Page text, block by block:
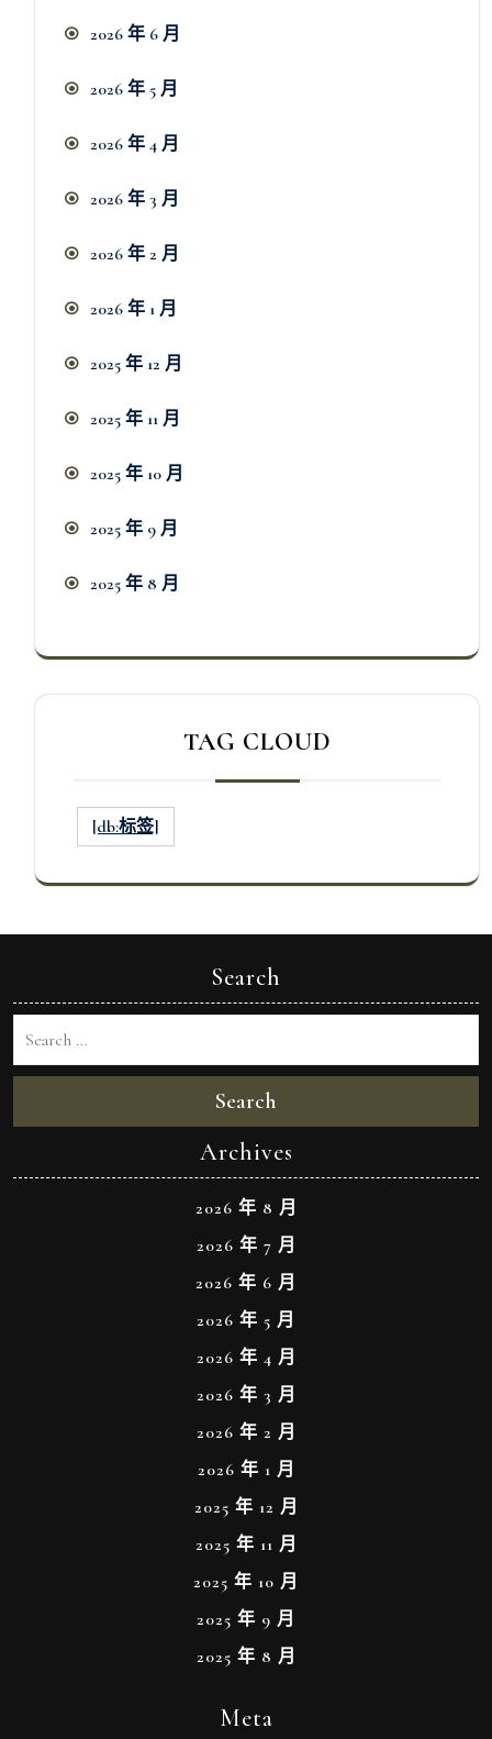
2026 年 6 月
2026 年 5 月
2026 年 4 月
2026 年 3 月
2026 年 2 月
2026 年 1 月
2025 年 12 月
2025 年 11 月
2025 年 10 月
2025 年 9 月
2025 年 8 月
TAG CLOUD
[db:标签]
Search
Search
Archives
2026 年 8 月
2026 年 7 月
2026 年 6 月
2026 年 5 月
2026 年 4 月
2026 年 3 月
2026 年 2 月
2026 年 1 月
2025 年 12 月
2025 年 11 月
2025 年 10 月
2025 年 9 月
2025 年 8 月
Meta